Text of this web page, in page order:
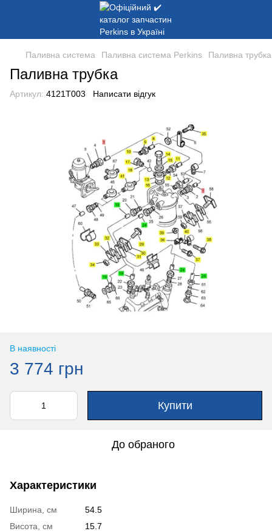
Паливна система Паливна система Perkins Паливна трубка
Паливна трубка
Артикул: 4121T003 Написати відгук
В наявності
3 774 грн
Купити
До обраного
Характеристики
Ширина, см
54.5
Висота, см
15.7